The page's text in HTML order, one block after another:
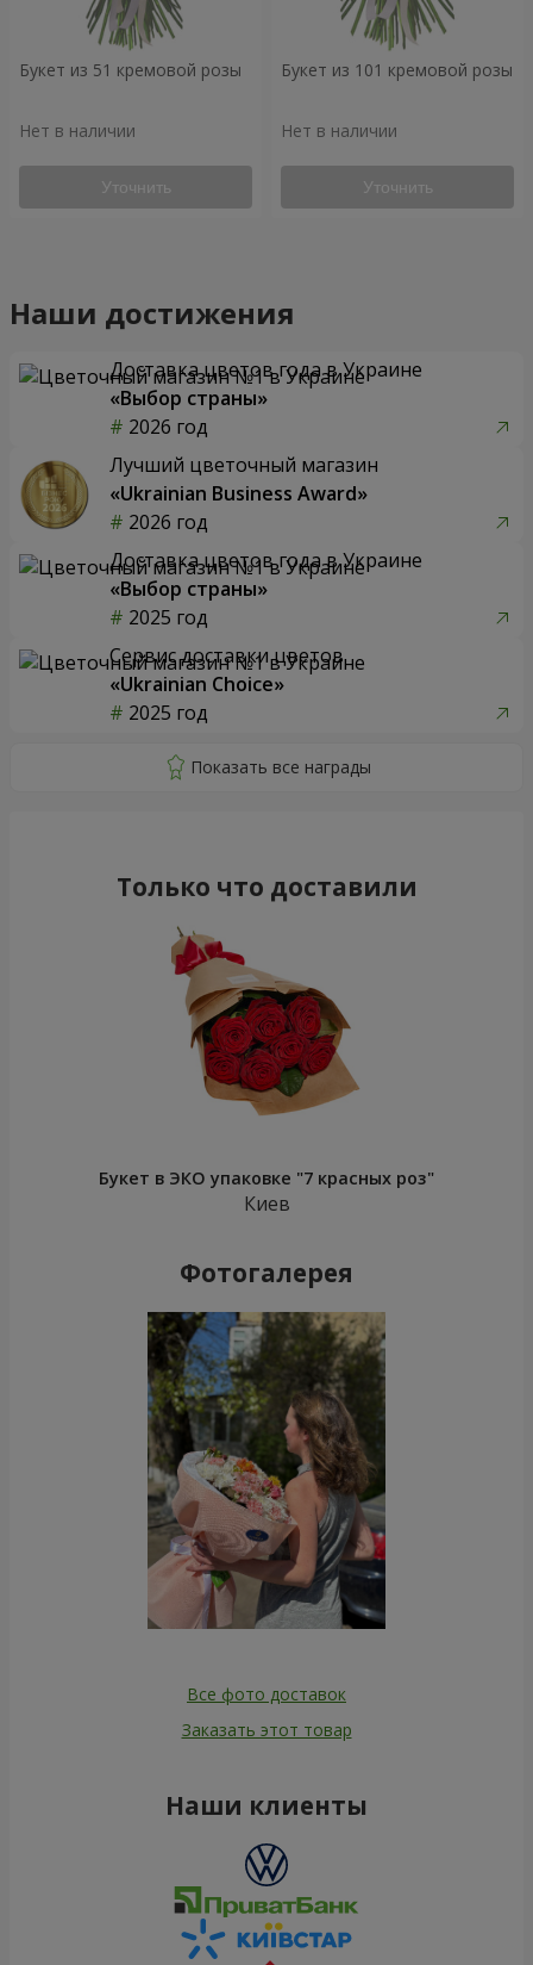
Букет из 51 кремовой розы
Нет в наличии
Уточнить
Букет из 101 кремовой розы
Нет в наличии
Уточнить
Наши достижения
Доставка цветов года в Украине
«Выбор страны»
2026 год
Лучший цветочный магазин
«Ukrainian Business Award»
2026 год
Доставка цветов года в Украине
«Выбор страны»
2025 год
Сервис доставки цветов
«Ukrainian Choice»
2025 год
Только что доставили
Букет в ЭКО упаковке "7 красных роз"
Киев
Фотогалерея
Все фото доставок
Заказать этот товар
Наши клиенты